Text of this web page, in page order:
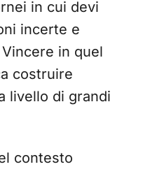
in cui devi
incerte e
in quel
costruire
livello di grandi
contesto